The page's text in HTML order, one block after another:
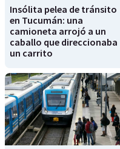
Insólita pelea de tránsito
en Tucumán: una
camioneta arrojó a un
caballo que direccionaba
un carrito